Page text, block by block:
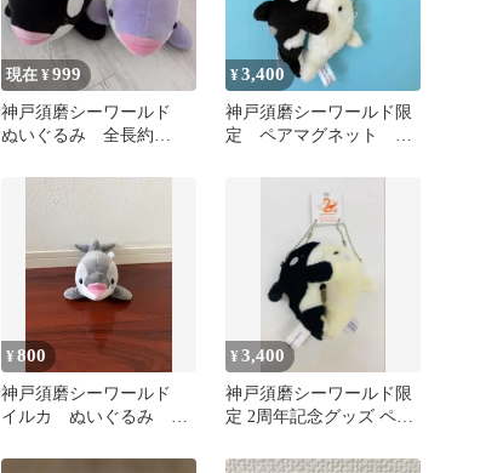
現在 ¥999
神戸須磨シーワールド
ぬいぐるみ 全長約
¥3,400
神戸須磨シーワールド限
定 ペアマグネット シ
計1点
¥800
神戸須磨シーワールド
イルカ ぬいぐるみ ク
¥3,400
神戸須磨シーワールド限
定 2周年記念グッズ ペア
ャチ